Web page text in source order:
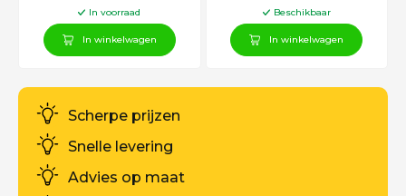
In voorraad
In winkelwagen
Beschikbaar
In winkelwagen
Scherpe prijzen
Snelle levering
Advies op maat